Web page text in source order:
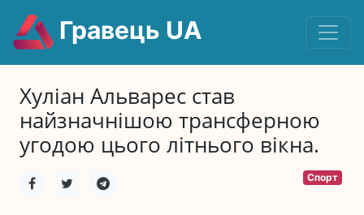
Гравець UA
Хуліан Альварес став
найзначнішою трансферною
угодою цього літнього вікна.
Спорт